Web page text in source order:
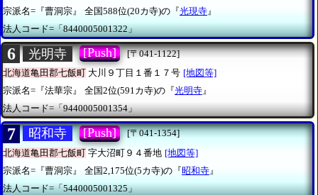
宗派名=『曹洞宗』
全国588位(20カ寺)の『光現寺』
法人コード=「8440005001322」
6 光明寺 [Push]
[〒041-1122]
北海道亀田郡七飯町 大川９丁目１番１７号 [地図等]
宗派名=『法華宗』
全国2位(591カ寺)の『光明寺』
法人コード=「9440005001354」
7 昭和寺 [Push]
[〒041-1354]
北海道亀田郡七飯町 字大沼町９４番地 [地図等]
宗派名=『曹洞宗』
全国2,175位(5カ寺)の『昭和寺 』
法人コード=「5440005001325」